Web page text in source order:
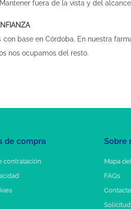
fuera de la vista y del
base en Córdoba. En nuestra
nos ocupamos del resto.
de compra
contratación
Sobre
Mapa
FAQs